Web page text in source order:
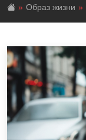
Образ жизни